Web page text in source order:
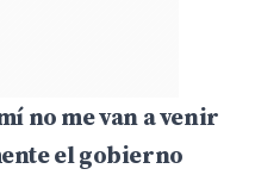
no me van a venir
el gobierno